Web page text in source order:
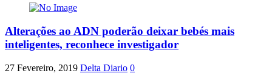
Alterações ao ADN poderão deixar bebés mais
inteligentes, reconhece investigador
27 Fevereiro, 2019 Delta Diario 0